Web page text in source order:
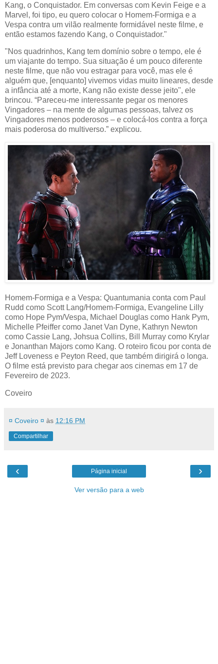
Kang, o Conquistador. Em conversas com Kevin Feige e a
Marvel, foi tipo, eu quero colocar o Homem-Formiga e a
Vespa contra um vilão realmente formidável neste filme, e
então estamos fazendo Kang, o Conquistador."
"Nos quadrinhos, Kang tem domínio sobre o tempo, ele é
um viajante do tempo. Sua situação é um pouco diferente
neste filme, que não vou estragar para você, mas ele é
alguém que, [enquanto] vivemos vidas muito lineares, desde
a infância até a morte, Kang não existe desse jeito", ele
brincou. “Pareceu-me interessante pegar os menores
Vingadores – na mente de algumas pessoas, talvez os
Vingadores menos poderosos – e colocá-los contra a força
mais poderosa do multiverso.” explicou.
Homem-Formiga e a Vespa: Quantumania conta com Paul
Rudd como Scott Lang/Homem-Formiga, Evangeline Lilly
como Hope Pym/Vespa, Michael Douglas como Hank Pym,
Michelle Pfeiffer como Janet Van Dyne, Kathryn Newton
como Cassie Lang, Johsua Collins, Bill Murray como Krylar
e Jonanthan Majors como Kang. O roteiro ficou por conta de
Jeff Loveness e Peyton Reed, que também dirigirá o longa.
O filme está previsto para chegar aos cinemas em 17 de
Fevereiro de 2023.
Coveiro
¤ Coveiro ¤ às 12:16 PM
Compartilhar
‹ ›
Página inicial
Ver versão para a web